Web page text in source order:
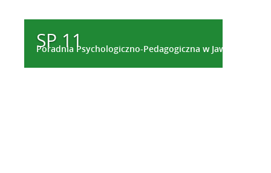
Poradnia Psychologiczno-Pedagogiczna w Jaworznie
SP 11
Edukacja Przyszłości